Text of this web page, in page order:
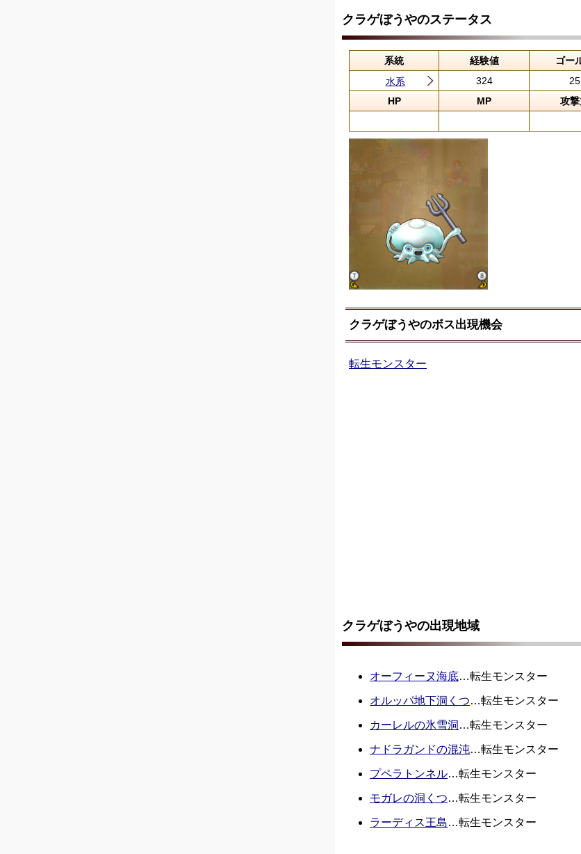
クラゲぼうやのステータス
系統 経験値 ゴー
水系
324 25
HP
MP 攻撃
クラゲぼうやのボス出現機会
転生モンスター
クラゲぼうやの出現地域
オーフィーヌ海底…転生モンスター
オルッパ地下洞くつ…転生モンスター
カーレルの氷雪洞 …転生モンスター
ナドラガンドの混沌…転生モンスター
プペラトンネル…転生モンスター
モガレの洞くつ…転生モンスター
ラーディス王島…転生モンスター